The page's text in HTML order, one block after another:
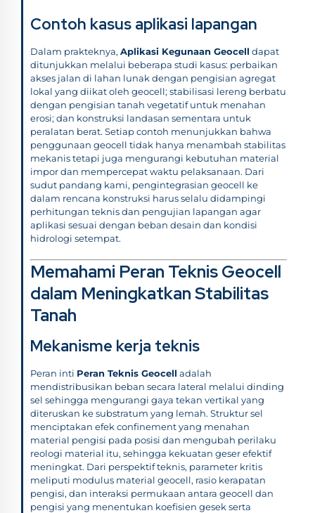
Contoh kasus aplikasi lapangan
Dalam prakteknya, Aplikasi Kegunaan Geocell dapat
ditunjukkan melalui beberapa studi kasus: perbaikan
akses jalan di lahan lunak dengan pengisian agregat
lokal yang diikat oleh geocell; stabilisasi lereng berbatu
dengan pengisian tanah vegetatif untuk menahan
erosi; dan konstruksi landasan sementara untuk
peralatan berat. Setiap contoh menunjukkan bahwa
penggunaan geocell tidak hanya menambah stabilitas
mekanis tetapi juga mengurangi kebutuhan material
impor dan mempercepat waktu pelaksanaan. Dari
sudut pandang kami, pengintegrasian geocell ke
dalam rencana konstruksi harus selalu didampingi
perhitungan teknis dan pengujian lapangan agar
aplikasi sesuai dengan beban desain dan kondisi
hidrologi setempat.
Memahami Peran Teknis Geocell
dalam Meningkatkan Stabilitas
Tanah
Mekanisme kerja teknis
Peran inti Peran Teknis Geocell adalah
mendistribusikan beban secara lateral melalui dinding
sel sehingga mengurangi gaya tekan vertikal yang
diteruskan ke substratum yang lemah. Struktur sel
menciptakan efek confinement yang menahan
material pengisi pada posisi dan mengubah perilaku
reologi material itu, sehingga kekuatan geser efektif
meningkat. Dari perspektif teknis, parameter kritis
meliputi modulus material geocell, rasio kerapatan
pengisi, dan interaksi permukaan antara geocell dan
pengisi yang menentukan koefisien gesek serta